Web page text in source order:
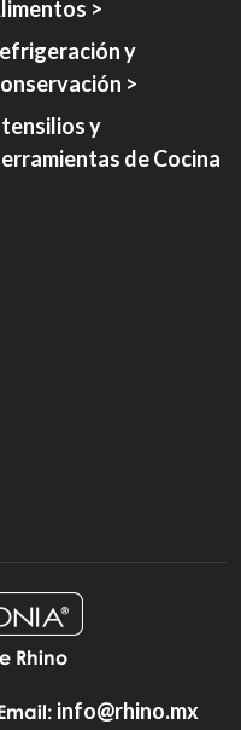
>
y
>
y
de Cocina
Rhino
info@rhino.mx